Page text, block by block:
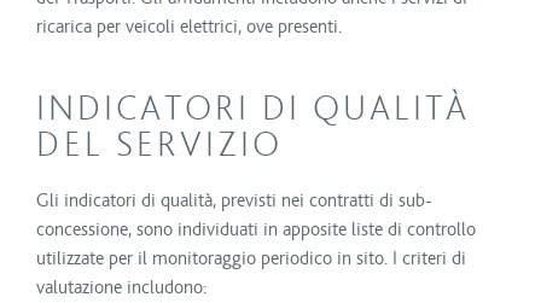
ricarica per veicoli elettrici, ove presenti.
INDICATORI DI QUALITÀ
DEL SERVIZIO
Gli indicatori di qualità, previsti nei contratti di sub-
concessione, sono individuati in apposite liste di controllo
utilizzate per il monitoraggio periodico in sito. I criteri di
valutazione includono: